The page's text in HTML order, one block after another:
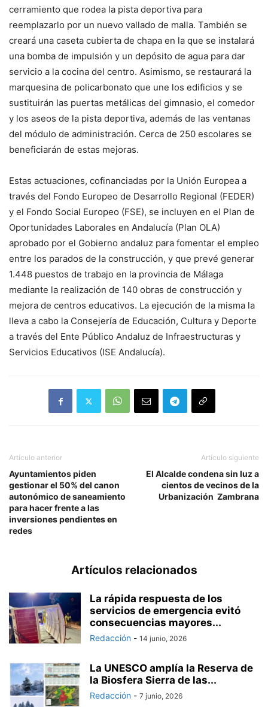
cerramiento que rodea la pista deportiva para
reemplazarlo por un nuevo vallado de malla. También se
creará una caseta cubierta de chapa en la que se instalará
una bomba de impulsión y un depósito de agua para dar
servicio a la cocina del centro. Asimismo, se restaurará la
marquesina de policarbonato que une los edificios y se
sustituirán las puertas metálicas del gimnasio, el comedor
y los aseos de la pista deportiva, además de las ventanas
del módulo de administración. Cerca de 250 escolares se
beneficiarán de estas mejoras.
Estas actuaciones, cofinanciadas por la Unión Europea a
través del Fondo Europeo de Desarrollo Regional (FEDER)
y el Fondo Social Europeo (FSE), se incluyen en el Plan de
Oportunidades Laborales en Andalucía (Plan OLA)
aprobado por el Gobierno andaluz para fomentar el empleo
entre los parados de la construcción, y que prevé generar
1.448 puestos de trabajo en la provincia de Málaga
mediante la realización de 140 obras de construcción y
mejora de centros educativos. La ejecución de la misma la
lleva a cabo la Consejería de Educación, Cultura y Deporte
a través del Ente Público Andaluz de Infraestructuras y
Servicios Educativos (ISE Andalucía).
Artículo anterior
Ayuntamientos piden
gestionar el 50% del canon
autonómico de saneamiento
para hacer frente a las
inversiones pendientes en
redes
Artículo siguiente
El Alcalde condena sin luz a
cientos de vecinos de la
Urbanización Zambrana
Artículos relacionados
La rápida respuesta de los
servicios de emergencia evitó
consecuencias mayores...
Redacción - 14 junio, 2026
La UNESCO amplía la Reserva de
la Biosfera Sierra de las...
Redacción - 7 junio, 2026